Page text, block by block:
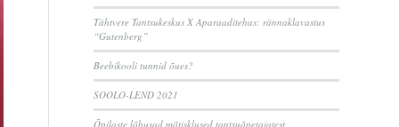
Tähtvere Tantsukeskus X Aparaaditehas: rännaklavastus
“Gutenberg”
Beebikooli tunnid õues?
SOOLO-LEND 2021
Õpilaste lõbusad mõtisklused tantsuõpetajatest